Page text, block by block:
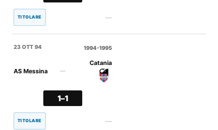
TITOLARE —
23 OTT 94
AS Messina —
Catania
1–1
TITOLARE —
1994-1995